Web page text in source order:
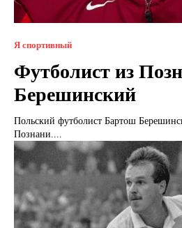
Я спортивный
Футболист из
Берешинский
Польский футболист Бартош
Познани....